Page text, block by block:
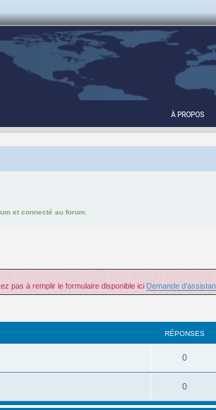
À PROPOS
et connecté au forum.
pas à remplir le formulaire disponible ici Demande
RÉPONSES
0R
é
0R
é